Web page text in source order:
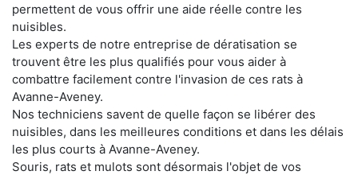
permettent de vous offrir une aide réelle contre les
nuisibles.
Les experts de notre entreprise de dératisation se
trouvent être les plus qualifiés pour vous aider à
combattre facilement contre l'invasion de ces rats à
Avanne-Aveney.
Nos techniciens savent de quelle façon se libérer des
nuisibles, dans les meilleures conditions et dans les délais
les plus courts à Avanne-Aveney.
Souris, rats et mulots sont désormais l'objet de vos